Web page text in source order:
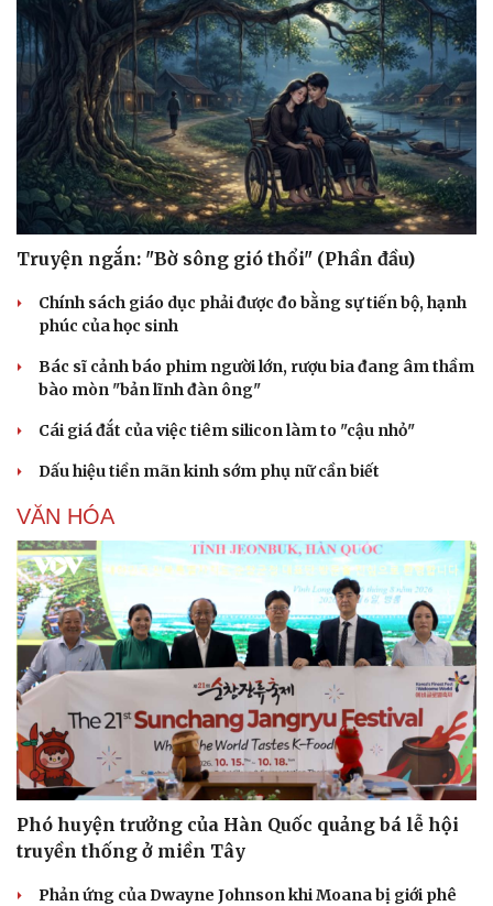
Văn hóa
Sân khấu - Điện ảnh
Văn học
Âm nhạc
Di sản
Giải trí
Nghệ sĩ
Thời trang
Sao Việt
Truyện ngắn: "Bờ sông gió thổi" (Phần đầu)
Chính sách giáo dục phải được đo bằng sự tiến bộ, hạnh
phúc của học sinh
Bác sĩ cảnh báo phim người lớn, rượu bia đang âm thầm
bào mòn "bản lĩnh đàn ông"
Cái giá đắt của việc tiêm silicon làm to "cậu nhỏ"
Dấu hiệu tiền mãn kinh sớm phụ nữ cần biết
VĂN HÓA
Phó huyện trưởng của Hàn Quốc quảng bá lễ hội
truyền thống ở miền Tây
Phản ứng của Dwayne Johnson khi Moana bị giới phê